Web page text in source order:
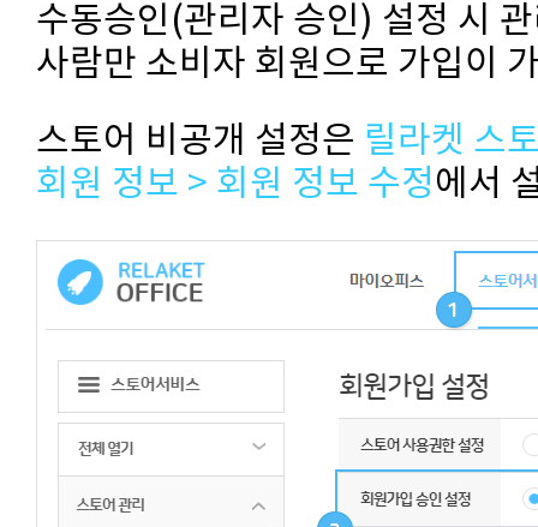
수동승인(관리자 승인) 설정 시
사람만 소비자 회원으로 가입이
스토어 비공개 설정은 릴라켓 스
회원 정보 > 회원 정보 수정에서